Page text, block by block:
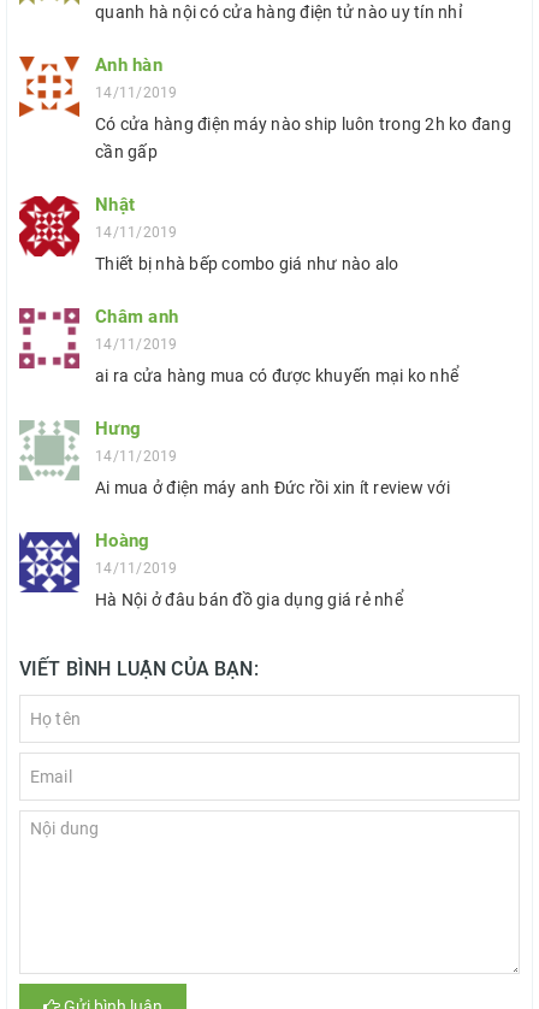
quanh hà nội có cửa hàng điện tử nào uy tín nhỉ
Anh hàn
14/11/2019
Có cửa hàng điện máy nào ship luôn trong 2h ko đang
cần gấp
Nhật
14/11/2019
Thiết bị nhà bếp combo giá như nào alo
Châm anh
14/11/2019
ai ra cửa hàng mua có được khuyến mại ko nhể
Hưng
14/11/2019
Ai mua ở điện máy anh Đức rồi xin ít review với
Hoàng
14/11/2019
Hà Nội ở đâu bán đồ gia dụng giá rẻ nhể
VIẾT BÌNH LUẬN CỦA BẠN: